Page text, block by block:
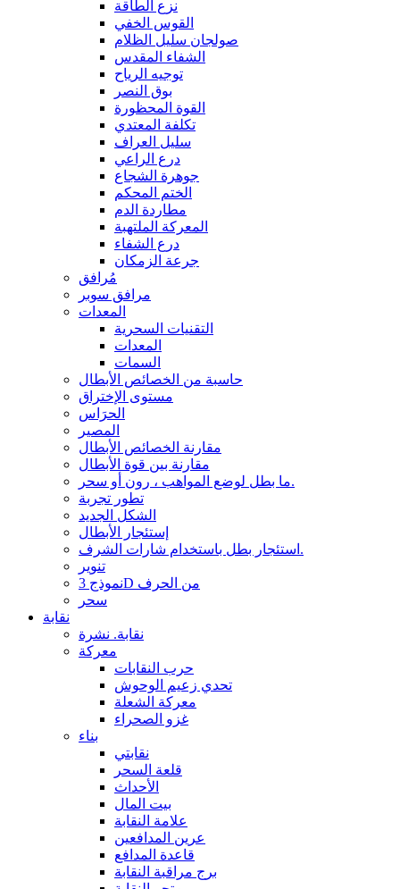
نزع الطاقة
القوس الخفي
صولجان سليل الظلام
الشفاء المقدس
توجيه الرياح
بوق النصر
القوة المحظورة
تكلفة المعتدي
سليل العراف
درع الراعي
جوهرة الشجاع
الختم المحكم
مطاردة الدم
المعركة الملتهبة
درع الشفاء
جرعة الزمكان
مُرافق
مرافق سوبر
المعدات
التقنيات السحرية
المعدات
السمات
حاسبة من الخصائص الأبطال
مستوى الإختراق
الحرَاس
المصير
مقارنة الخصائص الأبطال
مقارنة بين قوة الأبطال
ما بطل لوضع المواهب ، رون أو سحر.
تطور تجربة
الشكل الجديد
إستئجار الأبطال
استئجار بطل باستخدام شارات الشرف.
تنوير
نموذج 3D من الحرف
سحر
نقابة
نقابة. نشرة
معركة
حرب النقابات
تحدي زعيم الوحوش
معركة الشعلة
غزو الصحراء
بناء
نقابتي
قلعة السحر
الأحداث
بيت المال
علامة النقابة
عرين المدافعين
قاعدة المدافع
برج مراقبة النقابة